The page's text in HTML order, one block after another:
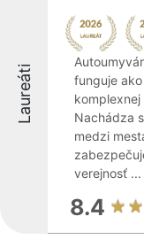
Laureáti
funguje
Nachádza
medzi
verejnosť ...
8.4